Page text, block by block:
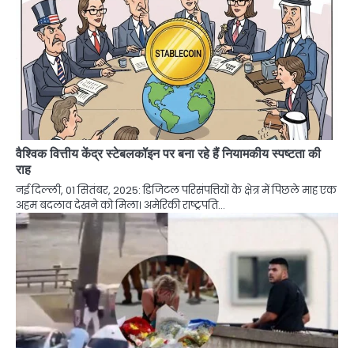
वैश्विक वित्तीय केंद्र स्टेबलकॉइन पर बना रहे हैं नियामकीय स्पष्टता की
राह
नई दिल्ली, 01 सितंबर, 2025: डिजिटल परिसंपत्तियों के क्षेत्र में पिछले माह एक
अहम बदलाव देखने को मिला। अमेरिकी राष्ट्रपति…